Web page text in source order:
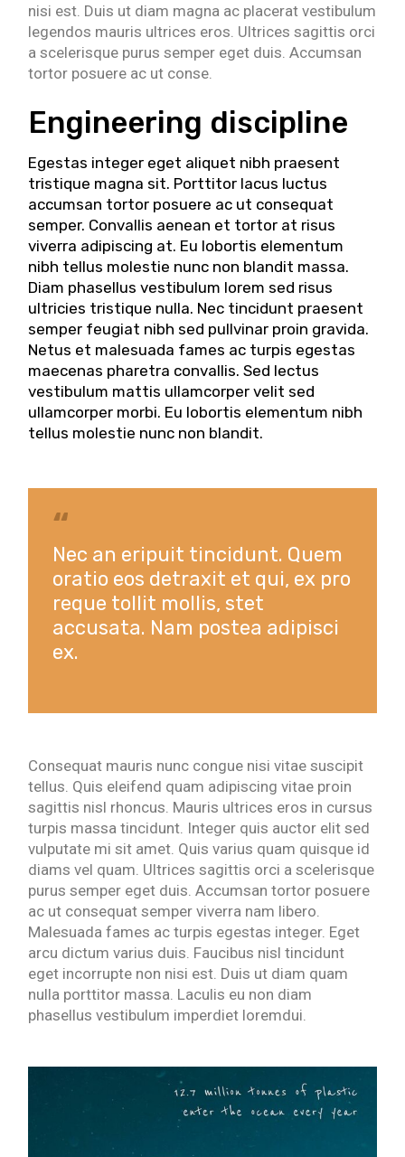
nisi est. Duis ut diam magna ac placerat vestibulum
legendos mauris ultrices eros. Ultrices sagittis orci
a scelerisque purus semper eget duis. Accumsan
tortor posuere ac ut conse.
Engineering discipline
Egestas integer eget aliquet nibh praesent
tristique magna sit. Porttitor lacus luctus
accumsan tortor posuere ac ut consequat
semper. Convallis aenean et tortor at risus
viverra adipiscing at. Eu lobortis elementum
nibh tellus molestie nunc non blandit massa.
Diam phasellus vestibulum lorem sed risus
ultricies tristique nulla. Nec tincidunt praesent
semper feugiat nibh sed pullvinar proin gravida.
Netus et malesuada fames ac turpis egestas
maecenas pharetra convallis. Sed lectus
vestibulum mattis ullamcorper velit sed
ullamcorper morbi. Eu lobortis elementum nibh
tellus molestie nunc non blandit.
Nec an eripuit tincidunt. Quem
oratio eos detraxit et qui, ex pro
reque tollit mollis, stet
accusata. Nam postea adipisci
ex.
Consequat mauris nunc congue nisi vitae suscipit
tellus. Quis eleifend quam adipiscing vitae proin
sagittis nisl rhoncus. Mauris ultrices eros in cursus
turpis massa tincidunt. Integer quis auctor elit sed
vulputate mi sit amet. Quis varius quam quisque id
diams vel quam. Ultrices sagittis orci a scelerisque
purus semper eget duis. Accumsan tortor posuere
ac ut consequat semper viverra nam libero.
Malesuada fames ac turpis egestas integer. Eget
arcu dictum varius duis. Faucibus nisl tincidunt
eget incorrupte non nisi est. Duis ut diam quam
nulla porttitor massa. Laculis eu non diam
phasellus vestibulum imperdiet loremdui.